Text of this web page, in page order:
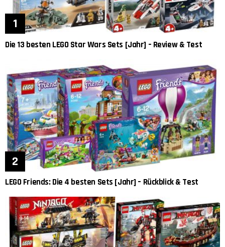
Die 13 besten LEGO Star Wars Sets [Jahr] – Review & Test
LEGO Friends: Die 4 besten Sets [Jahr] – Rückblick & Test